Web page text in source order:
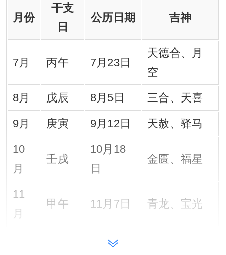
月份
干支
日
公历日期 吉神
7月 丙午 7月23日
天德合、月
空
8月 戊辰 8月5日 三合、天喜
9月 庚寅 9月12日 天赦、驿马
10
月
壬戌
10月18
日
金匮、福星
11
月
甲午 11月7日 青龙、宝光
轻松讲，年度重点吉日了解;8月5日戊辰日